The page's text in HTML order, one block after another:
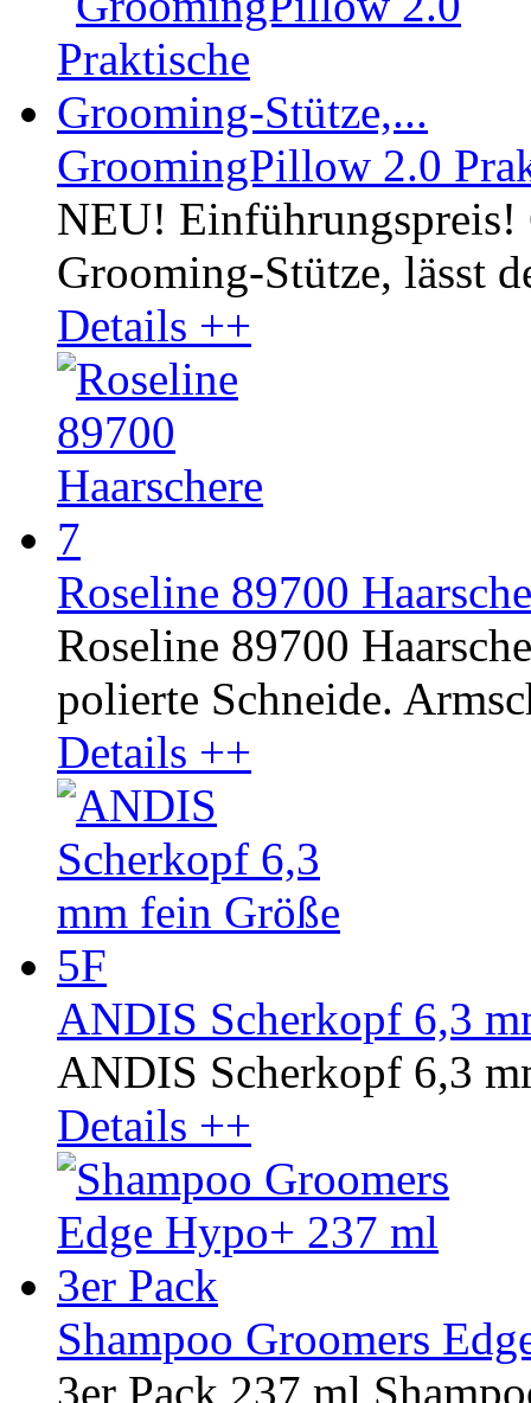
GroomingPillow 2.0
NEU!
Grooming-Stütze, lässt
Details ++
Roseline 89700
Roseline 89700
polierte Schneide.
Details ++
ANDIS Scherkopf 6,3
ANDIS Scherkopf 6,3
Details ++
Shampoo Groomers
3er Pack 237 ml